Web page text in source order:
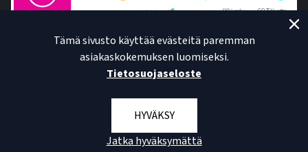
Tämä sivusto käyttää evästeitä paremman
asiakaskokemuksen luomiseksi.
Tietosuojaseloste
HYVÄKSY
Jatka hyväksymättä